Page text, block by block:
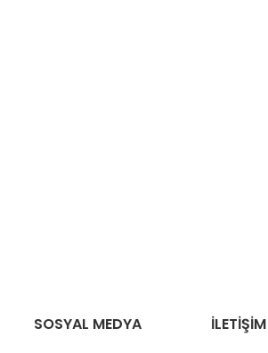
SOSYAL MEDYA İLETIŞIM